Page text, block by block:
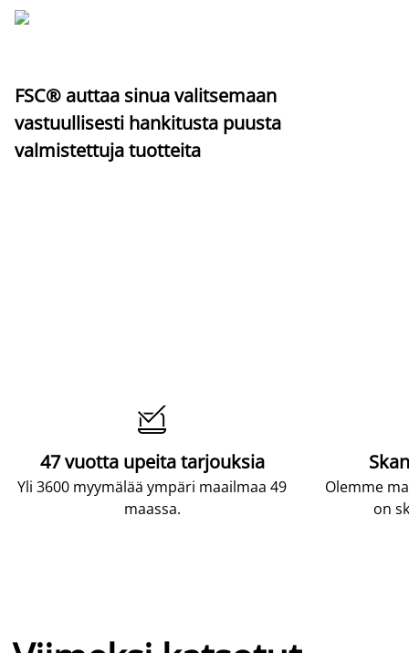
FSC® auttaa sinua valitsemaan
vastuullisesti hankitusta puusta
valmistettuja tuotteita

47 vuotta upeita tarjouksia
Yli 3600 myymälää ympäri maailmaa 49
maassa.
Olemme
on